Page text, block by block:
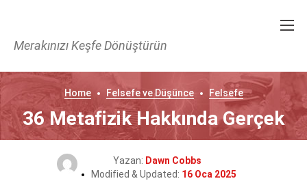
Merakınızı Keşfe Dönüştürün
Home Felsefe ve Düşünce Felsefe
36 Metafizik Hakkında Gerçek
Yazan: Dawn Cobbs
Modified & Updated: 16 Oca 2025